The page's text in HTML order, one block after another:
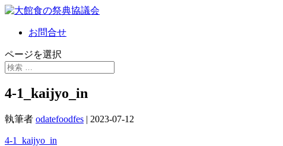
お問合せ
ページを選択
4-1_kaijyo_in
執筆者 odatefoodfes | 2023-07-12
4-1_kaijyo_in